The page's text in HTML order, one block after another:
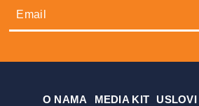
О NAMA MEDIA KIT